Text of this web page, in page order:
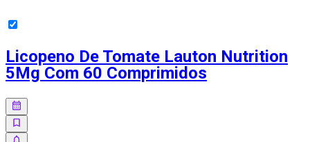
Licopeno De Tomate Lauton Nutrition
5Mg Com 60 Comprimidos